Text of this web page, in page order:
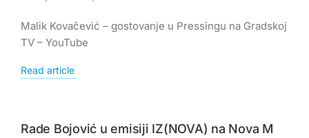
Malik Kovačević – gostovanje u Pressingu na Gradskoj
TV – YouTube
Read article
Rade Bojović u emisiji IZ(NOVA) na Nova M